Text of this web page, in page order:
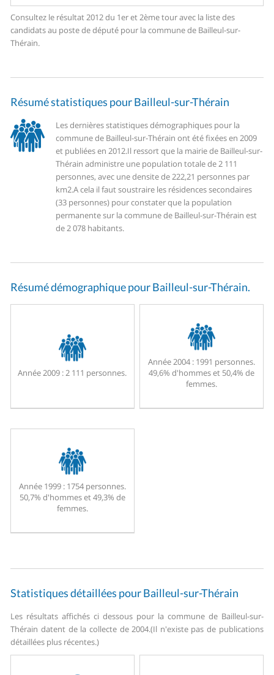
Consultez le résultat 2012 du 1er et 2ème tour avec la liste des
candidats au poste de député pour la commune de Bailleul-sur-
Thérain.
Résumé statistiques pour Bailleul-sur-Thérain
Les dernières statistiques démographiques pour la
commune de Bailleul-sur-Thérain ont été fixées en 2009
et publiées en 2012.Il ressort que la mairie de Bailleul-sur-
Thérain administre une population totale de 2 111
personnes, avec une densite de 222,21 personnes par
km2.A cela il faut soustraire les résidences secondaires
(33 personnes) pour constater que la population
permanente sur la commune de Bailleul-sur-Thérain est
de 2 078 habitants.
Résumé démographique pour Bailleul-sur-Thérain.
Année 2009 :2 111 personnes.
Année 2004 :1991 personnes.
49,6% d'hommes et 50,4% de
femmes.
Année 1999 :1754 personnes.
50,7% d'hommes et 49,3% de
femmes.
Statistiques détaillées pour Bailleul-sur-Thérain
Les résultats affichés ci dessous pour la commune de Bailleul-sur-
Thérain datent de la collecte de 2004.(Il n'existe pas de publications
détaillées plus récentes.)